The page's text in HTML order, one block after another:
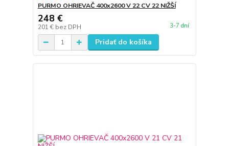
PURMO OHRIEVAČ 400x2600 V 22 CV 22 NIŽŠÍ
248 €
201 € bez DPH 3-7 dní
Pridať do košíka